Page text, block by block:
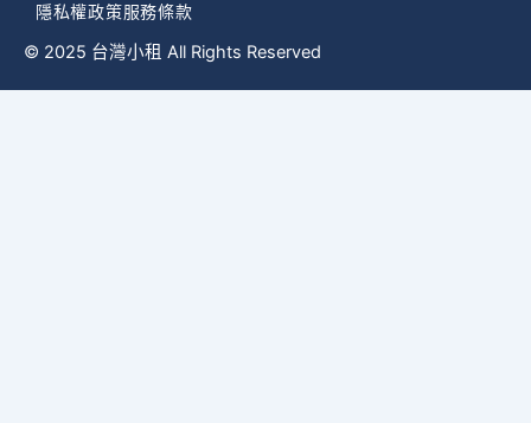
隱私權政策服務條款
© 2025 台灣小租 All Rights Reserved